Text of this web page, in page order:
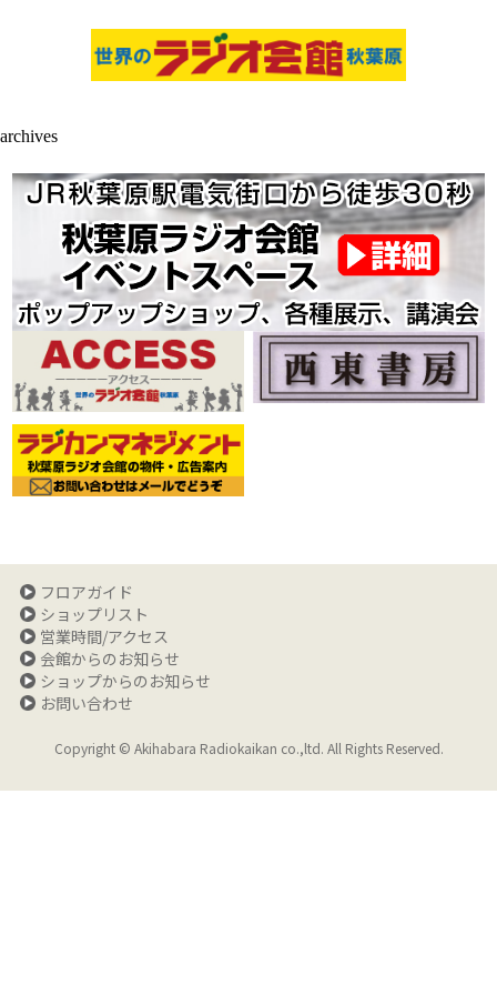
archives
フロアガイド
ショップリスト
営業時間/アクセス
会館からのお知らせ
ショップからのお知らせ
お問い合わせ
Copyright © Akihabara Radiokaikan co.,ltd. All Rights Reserved.